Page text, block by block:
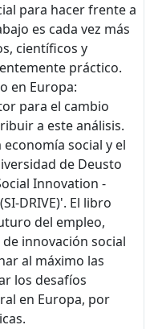
para hacer frente a
es cada vez más
científicos y
práctico.
en Europa:
para el cambio
a este análisis.
social y el
de Deusto
Innovation -
DRIVE)'. El libro
del empleo,
innovación social
al máximo las
los desafíos
en Europa, por